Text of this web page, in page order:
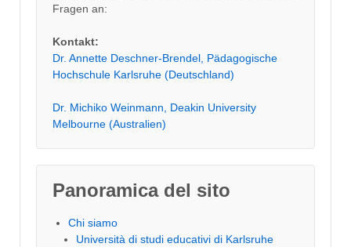
Fragen an:
Kontakt:
Dr. Annette Deschner-Brendel, Pädagogische
Hochschule Karlsruhe (Deutschland)
Dr. Michiko Weinmann, Deakin University
Melbourne (Australien)
Panoramica del sito
Chi siamo
Università di studi educativi di Karlsruhe